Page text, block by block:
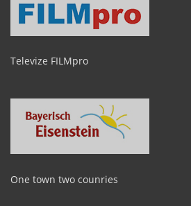
Televize FILMpro
One town two counries